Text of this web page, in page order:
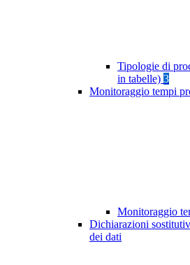
Tipologie di
in tabelle) 3
Monitoraggio tempi
Monitoraggio
Dichiarazioni
dei dati